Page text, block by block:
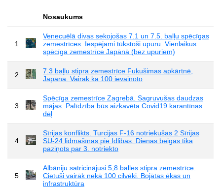
Nosaukums
1
Venecuēlā divas sekojošas 7.1 un 7.5. baļļu spēcīgas
zemestrīces. Iespējami tūkstoši upuru. Vienlaikus
spēcīga zemestrīce Japānā (bez upuriem)
2
7.3 baļļu stipra zemestrīce Fukušimas apkārtnē,
Japānā. Vairāk kā 100 ievainoto
3
Spēcīga zemestrīce Zagrebā. Sagruvušas daudzas
mājas. Palīdzība būs aizkavēta Covid19 karantīnas
dēļ
4
Sīrijas konflikts. Turcijas F-16 notriekušas 2 Sīrijas
SU-24 lidmašīnas pie Idlibas. Dienas beigās tika
paziņots par 3. notriekto
5
Albāniju satricinājusi 5,8 balles stipra zemestrīce.
Cietuši vairāk nekā 100 cilvēki. Bojātas ēkas un
infrastruktūra